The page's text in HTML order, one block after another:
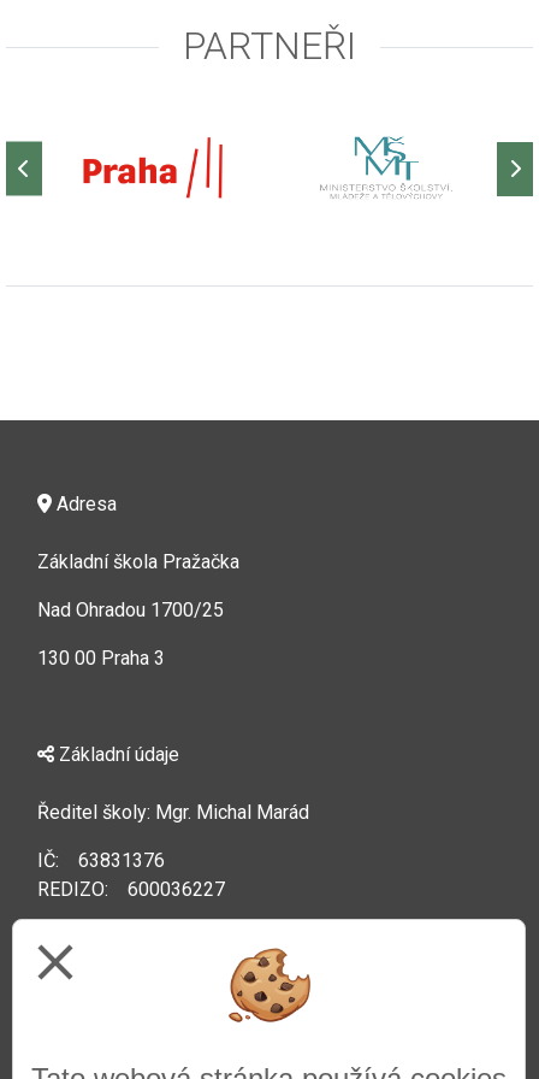
PARTNEŘI
Adresa
Základní škola Pražačka
Nad Ohradou 1700/25
130 00 Praha 3
Základní údaje
Ředitel školy: Mgr. Michal Marád
IČ: 63831376
REDIZO: 600036227
close